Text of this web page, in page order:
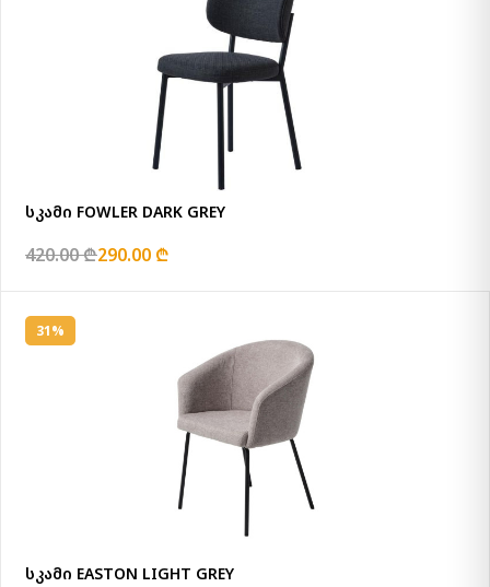
სკამი FOWLER DARK GREY
420.00 ₾290.00 ₾
31%
სკამი EASTON LIGHT GREY